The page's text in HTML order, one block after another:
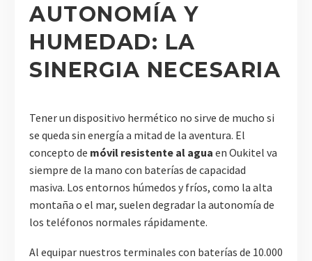
AUTONOMÍA Y
HUMEDAD: LA
SINERGIA NECESARIA
Tener un dispositivo hermético no sirve de mucho si
se queda sin energía a mitad de la aventura. El
concepto de móvil resistente al agua en Oukitel va
siempre de la mano con baterías de capacidad
masiva. Los entornos húmedos y fríos, como la alta
montaña o el mar, suelen degradar la autonomía de
los teléfonos normales rápidamente.
Al equipar nuestros terminales con baterías de 10.000